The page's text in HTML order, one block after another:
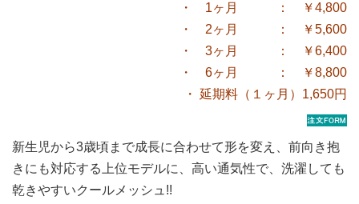
・ 1ヶ月 ： ￥4,800
・ 2ヶ月 ： ￥5,600
・ 3ヶ月 ： ￥6,400
・ 6ヶ月 ： ￥8,800
・ 延期料（１ヶ月）1,650円
新生児から3歳頃まで成長に合わせて形を変え、前向き抱
きにも対応する上位モデルに、高い通気性で、洗濯しても
乾きやすいクールメッシュ!!